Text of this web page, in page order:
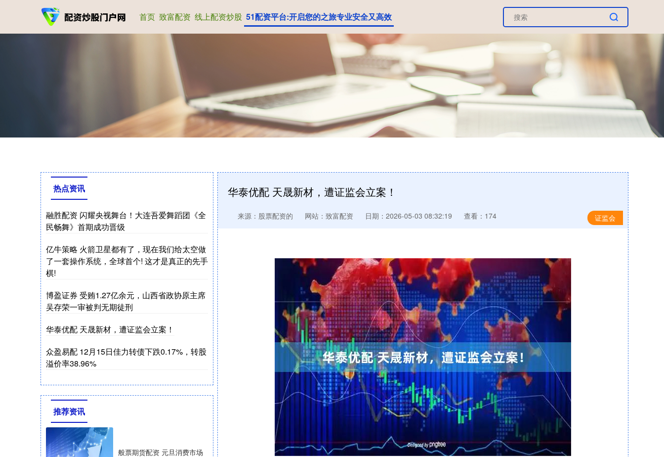
首页 致富配资 线上配资炒股 51配资平台:开启您的之旅专业安全又高效
华泰优配 天晟新材，遭证监会立案！
证监会
来源：股票配资的 网站：致富配资 日期：2026-05-03 08:32:19 查看：174
热点资讯
融胜配资 闪耀央视舞台！大连吾爱舞蹈团《全
民畅舞》首期成功晋级
亿牛策略 火箭卫星都有了，现在我们给太空做
了一套操作系统，全球首个! 这才是真正的先手
棋!
博盈证券 受贿1.27亿余元，山西省政协原主席
吴存荣一审被判无期徒刑
华泰优配 天晟新材，遭证监会立案！
众盈易配 12月15日佳力转债下跌0.17%，转股
溢价率38.96%
推荐资讯
般票期货配资 元旦消费市场